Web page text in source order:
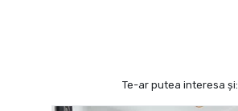
Te-ar putea interesa și: